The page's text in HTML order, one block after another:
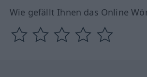
Wie gefällt Ihnen das Online